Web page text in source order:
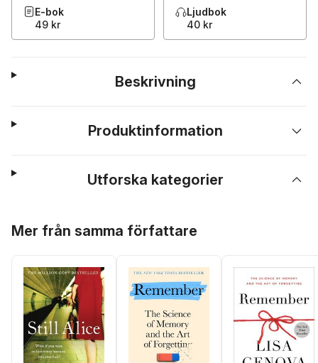
E-bok
49 kr
Ljudbok
40 kr
Beskrivning
Produktinformation
Utforska kategorier
Mer från samma författare